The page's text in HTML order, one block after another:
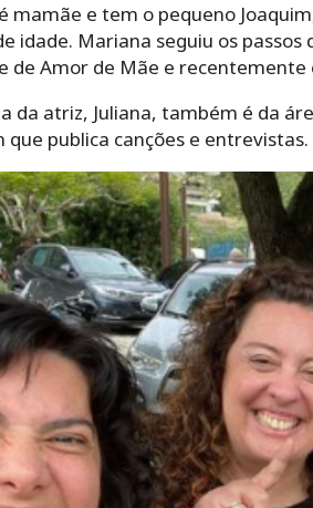
mamãe e tem o pequeno
idade. Mariana seguiu os
de Amor de Mãe e recentemente
da atriz, Juliana, também é da
que publica canções e entrevistas.